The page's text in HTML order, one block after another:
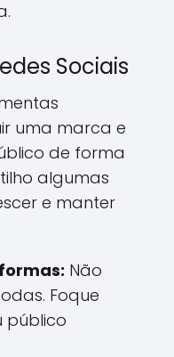
Sociais
uma marca e
de forma
algumas
e manter
Não
Foque
público